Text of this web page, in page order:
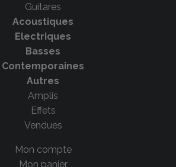
Guitares
Acoustiques
Electriques
Basses
Contemporaines
Autres
Amplis
Effets
Vendues
Mon compte
Mon panier